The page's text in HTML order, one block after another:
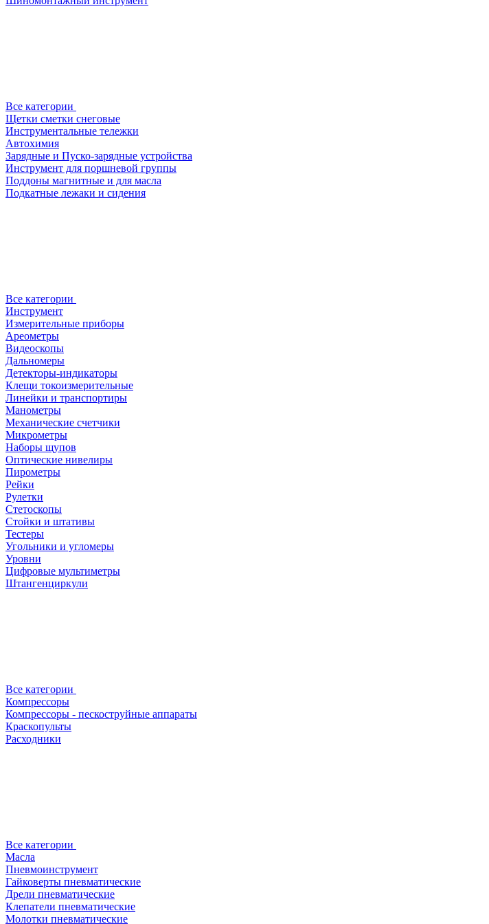
Все категории
Щетки сметки снеговые
Инструментальные тележки
Автохимия
Зарядные и Пуско-зарядные устройства
Инструмент для поршневой группы
Поддоны магнитные и для масла
Подкатные лежаки и сидения
Все категории
Инструмент
Измерительные приборы
Ареометры
Видеоскопы
Дальномеры
Детекторы-индикаторы
Клещи токоизмерительные
Линейки и транспортиры
Манометры
Механические счетчики
Микрометры
Наборы щупов
Оптические нивелиры
Пирометры
Рейки
Рулетки
Стетоскопы
Стойки и штативы
Тестеры
Угольники и угломеры
Уровни
Цифровые мультиметры
Штангенциркули
Все категории
Компрессоры
Компрессоры - пескоструйные аппараты
Краскопульты
Расходники
Все категории
Масла
Пневмоинструмент
Гайковерты пневматические
Дрели пневматические
Клепатели пневматические
Молотки пневматические